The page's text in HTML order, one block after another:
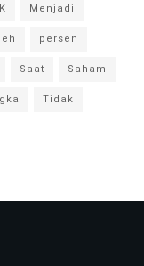
Menjadi
persen
Saat
Saham
Tidak